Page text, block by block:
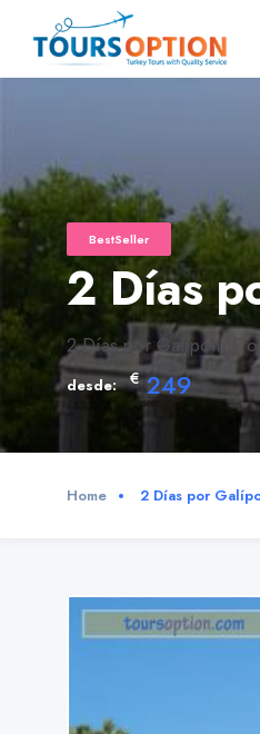
BestSeller
2 Días
2 Días por Galípoli,
desde: € 249
Home 2 Días por